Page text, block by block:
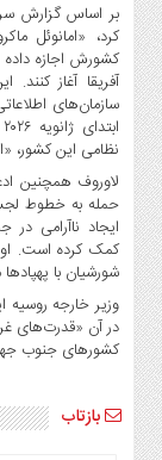
بر اساس گزارش
کرد، «امانوئل
کشورش اجازه
آفریقا آغاز
سازمان‌های
نظامی این کشور،
لاوروف همچنین
حمله به خطوط
ایجاد ناآرامی
کمک کرده است. او
شورشیان با
وزیر خارجه
در آن «قدرت‌های
کشورهای جنوب
بازتاب